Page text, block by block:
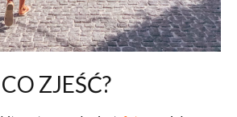
CO ZJEŚĆ?